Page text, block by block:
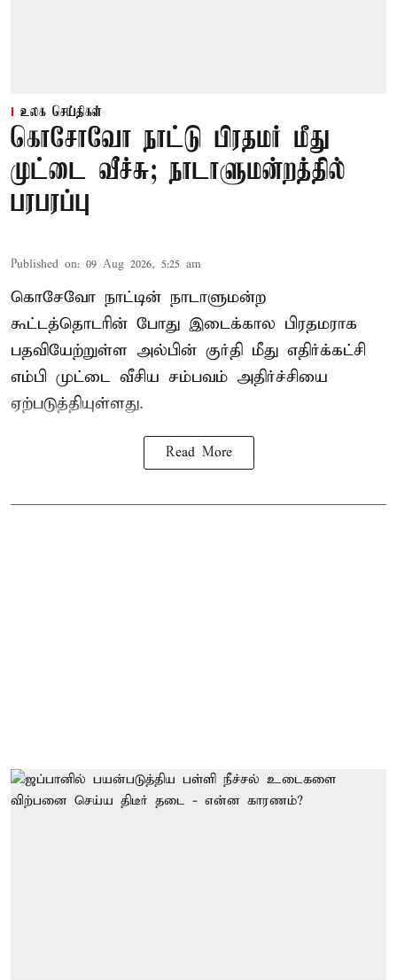
உலக செய்திகள்
கொசோவோ நாட்டு பிரதமர் மீது
முட்டை வீச்சு; நாடாளுமன்றத்தில்
பரபரப்பு
Published on: 09 Aug 2026, 5:25 am
கொசேவோ நாட்டின் நாடாளுமன்ற
கூட்டத்தொடரின் போது இடைக்கால பிரதமராக
பதவியேற்றுள்ள அல்பின் குர்தி மீது எதிர்க்கட்சி
எம்பி முட்டை வீசிய சம்பவம் அதிர்ச்சியை
ஏற்படுத்தியுள்ளது.
Read More